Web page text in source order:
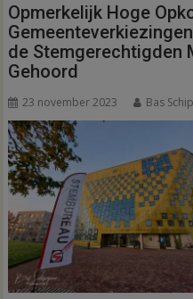
Opmerkelijk Hoge
de Stemgerechtigden
Gehoord
23 november 2023 Bas